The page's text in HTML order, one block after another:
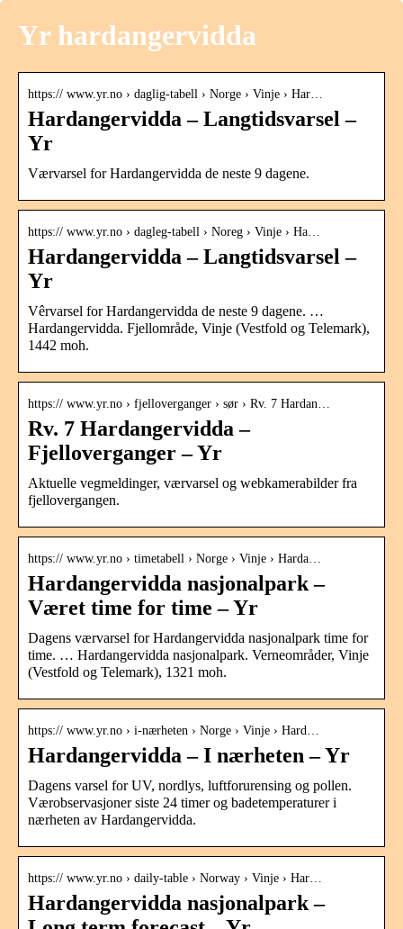
Yr hardangervidda
https:// www.yr.no › daglig-tabell › Norge › Vinje › Har…
Hardangervidda – Langtidsvarsel –
Yr
Værvarsel for Hardangervidda de neste 9 dagene.
https:// www.yr.no › dagleg-tabell › Noreg › Vinje › Ha…
Hardangervidda – Langtidsvarsel –
Yr
Vêrvarsel for Hardangervidda de neste 9 dagene. …
Hardangervidda. Fjellområde, Vinje (Vestfold og Telemark),
1442 moh.
https:// www.yr.no › fjelloverganger › sør › Rv. 7 Hardan…
Rv. 7 Hardangervidda –
Fjelloverganger – Yr
Aktuelle vegmeldinger, værvarsel og webkamerabilder fra
fjellovergangen.
https:// www.yr.no › timetabell › Norge › Vinje › Harda…
Hardangervidda nasjonalpark –
Været time for time – Yr
Dagens værvarsel for Hardangervidda nasjonalpark time for
time. … Hardangervidda nasjonalpark. Verneområder, Vinje
(Vestfold og Telemark), 1321 moh.
https:// www.yr.no › i-nærheten › Norge › Vinje › Hard…
Hardangervidda – I nærheten – Yr
Dagens varsel for UV, nordlys, luftforurensing og pollen.
Værobservasjoner siste 24 timer og badetemperaturer i
nærheten av Hardangervidda.
https:// www.yr.no › daily-table › Norway › Vinje › Har…
Hardangervidda nasjonalpark –